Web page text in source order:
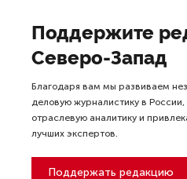
Поддержите
Северо-Запад
Благодаря вам мы развиваем
деловую журналистику в России,
отраслевую аналитику и
лучших экспертов.
Поддержать редакцию